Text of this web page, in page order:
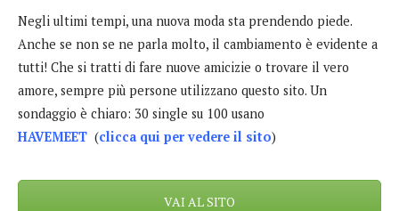
Negli ultimi tempi, una nuova moda sta prendendo piede.
Anche se non se ne parla molto, il cambiamento è evidente a
tutti! Che si tratti di fare nuove amicizie o trovare il vero
amore, sempre più persone utilizzano questo sito. Un
sondaggio è chiaro: 30 single su 100 usano
HAVEMEET (clicca qui per vedere il sito)
VAI AL SITO